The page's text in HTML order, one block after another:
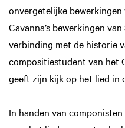
onvergetelijke
Cavanna’s bewerkingen
verbinding met de historie
compositiestudent van het
geeft zijn kijk op het lied in
In handen van